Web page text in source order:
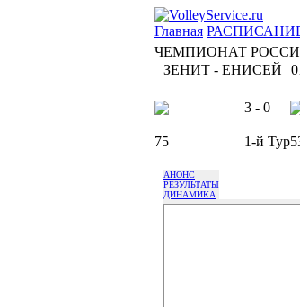
Главная
ЧЕМПИОНАТ
ЗЕНИТ - ЕНИСЕЙ
3 - 0
75 1-й Тур
АНОНС
РЕЗУЛЬТАТЫ
ДИНАМИКА